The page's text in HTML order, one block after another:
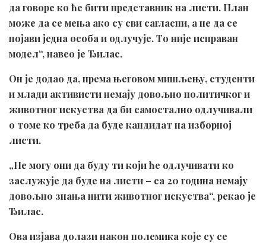
да говоре ко ће бити представник на листи. План
може да се мења ако су сви сагласни, а не да се
појави једна особа и одлучује. То није исправан
модел“, навео је Ђилас.
Он је додао да, према његовом мишљењу, студенти
и млади активисти немају довољно политичког и
животног искуства да би самостално одлучивали
о томе ко треба да буде кандидат на изборној
листи.
„Не могу они да буду ти који ће одлучивати ко
заслужује да буде на листи – са 20 година немају
довољно знања нити животног искуства“, рекао је
Ђилас.
Ова изјава долази након полемика које су се